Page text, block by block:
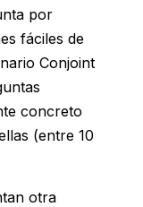
por
fáciles de
Conjoint
concreto
(entre 10
otra